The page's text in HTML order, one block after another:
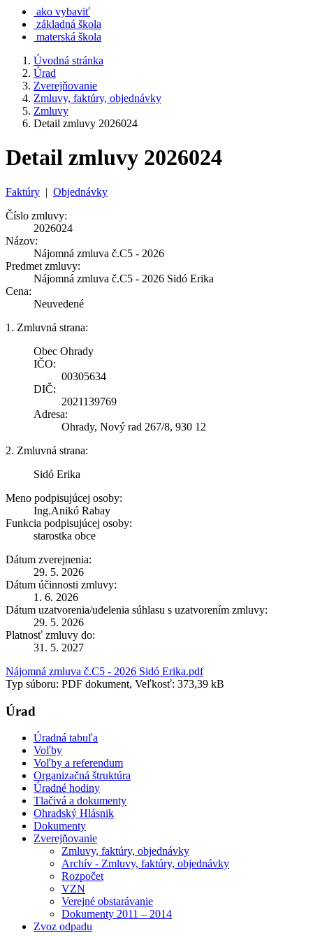
ako vybaviť
základná škola
materská škola
Úvodná stránka
Úrad
Zverejňovanie
Zmluvy, faktúry, objednávky
Zmluvy
Detail zmluvy 2026024
Detail zmluvy 2026024
Faktúry | Objednávky
Číslo zmluvy:
2026024
Názov:
Nájomná zmluva č.C5 - 2026
Predmet zmluvy:
Nájomná zmluva č.C5 - 2026 Sidó Erika
Cena:
Neuvedené
1. Zmluvná strana:
Obec Ohrady
IČO:
00305634
DIČ:
2021139769
Adresa:
Ohrady, Nový rad 267/8, 930 12
2. Zmluvná strana:
Sidó Erika
Meno podpisujúcej osoby:
Ing.Anikó Rabay
Funkcia podpisujúcej osoby:
starostka obce
Dátum zverejnenia:
29. 5. 2026
Dátum účinnosti zmluvy:
1. 6. 2026
Dátum uzatvorenia/udelenia súhlasu s uzatvorením zmluvy:
29. 5. 2026
Platnosť zmluvy do:
31. 5. 2027
Nájomná zmluva č.C5 - 2026 Sidó Erika.pdf
Typ súboru: PDF dokument, Veľkosť: 373,39 kB
Úrad
Úradná tabuľa
Voľby
Voľby a referendum
Organizačná štruktúra
Úradné hodiny
Tlačivá a dokumenty
Ohradský Hlásnik
Dokumenty
Zverejňovanie
Zmluvy, faktúry, objednávky
Archív - Zmluvy, faktúry, objednávky
Rozpočet
VZN
Verejné obstarávanie
Dokumenty 2011 – 2014
Zvoz odpadu